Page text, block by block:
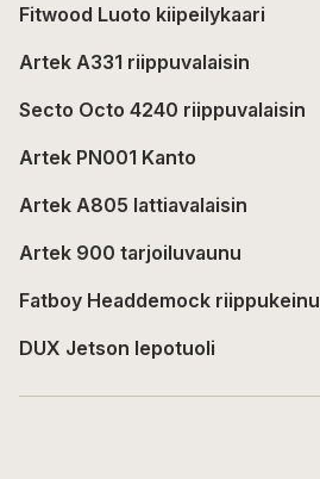
Fitwood Luoto kiipeilykaari
Artek A331 riippuvalaisin
Secto Octo 4240 riippuvalaisin
Artek PN001 Kanto
Artek A805 lattiavalaisin
Artek 900 tarjoiluvaunu
Fatboy Headdemock riippukeinu
DUX Jetson lepotuoli